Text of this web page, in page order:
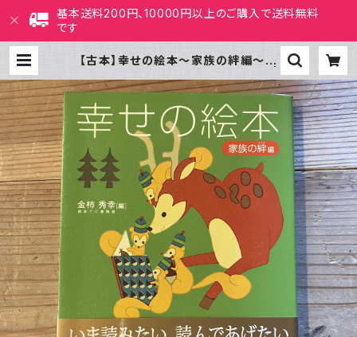
基本送料200円、10000円以上のご購入で送料無料
です
【古本】幸せの絵本～家族の絆編～大
ホホホ座 西田辺 絵本・新刊本・古本